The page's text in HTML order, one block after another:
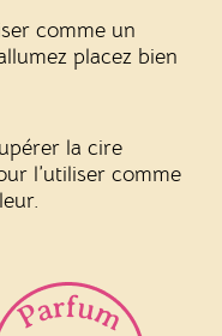
comme un
placez bien
la cire
l’utiliser comme